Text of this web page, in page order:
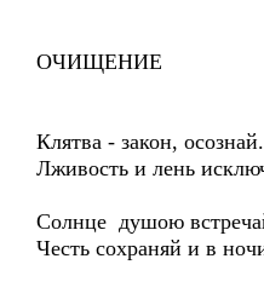
ОЧИЩЕНИЕ
Клятва - закон, осознай.
Лживость и лень
Солнце душою
Честь сохраняй и в